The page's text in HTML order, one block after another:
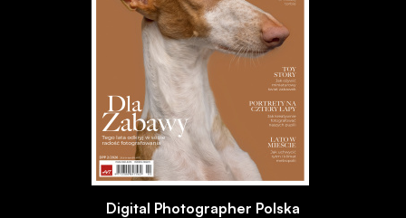
Digital Photographer Polska